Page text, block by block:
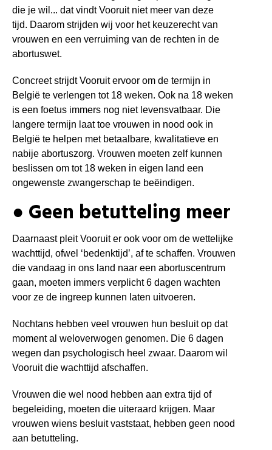
die je wil... dat vindt Vooruit niet meer van deze
tijd. Daarom strijden wij voor het keuzerecht van
vrouwen en een verruiming van de rechten in de
abortuswet.
Concreet strijdt Vooruit ervoor om de termijn in
België te verlengen tot 18 weken. Ook na 18 weken
is een foetus immers nog niet levensvatbaar. Die
langere termijn laat toe vrouwen in nood ook in
België te helpen met betaalbare, kwalitatieve en
nabije abortuszorg. Vrouwen moeten zelf kunnen
beslissen om tot 18 weken in eigen land een
ongewenste zwangerschap te beëindigen.
● Geen betutteling meer
Daarnaast pleit Vooruit er ook voor om de wettelijke
wachttijd, ofwel ‘bedenktijd’, af te schaffen. Vrouwen
die vandaag in ons land naar een abortuscentrum
gaan, moeten immers verplicht 6 dagen wachten
voor ze de ingreep kunnen laten uitvoeren.
Nochtans hebben veel vrouwen hun besluit op dat
moment al weloverwogen genomen. Die 6 dagen
wegen dan psychologisch heel zwaar. Daarom wil
Vooruit die wachttijd afschaffen.
Vrouwen die wel nood hebben aan extra tijd of
begeleiding, moeten die uiteraard krijgen. Maar
vrouwen wiens besluit vaststaat, hebben geen nood
aan betutteling.